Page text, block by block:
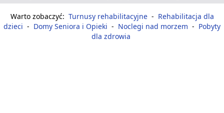
Warto zobaczyć: Turnusy rehabilitacyjne - Rehabilitacja dla
dzieci - Domy Seniora i Opieki - Noclegi nad morzem - Pobyty
dla zdrowia